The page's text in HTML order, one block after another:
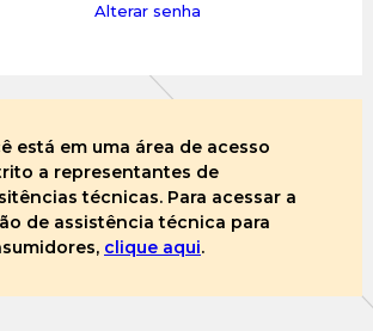
Alterar senha
está em uma área de acesso
a representantes de
técnicas. Para acessar a
de assistência técnica para
clique aqui.